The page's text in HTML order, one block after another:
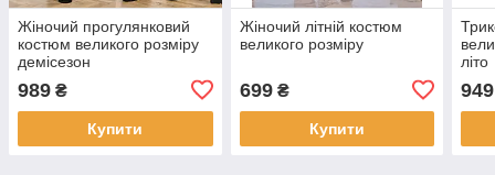
Жіночий прогулянковий
костюм великого розміру
демісезон
989 ₴
Купити
Жіночий літній костюм
великого розміру
699₴
Купити
літо
949